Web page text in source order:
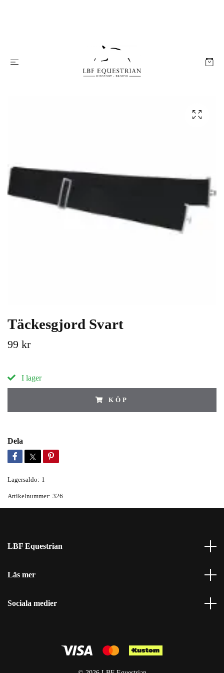
Täckesgjord Svart
99 kr
I lager
KÖP
Dela
Lagersaldo: 1
Artikelnummer: 326
LBF Equestrian
Läs mer
Sociala medier